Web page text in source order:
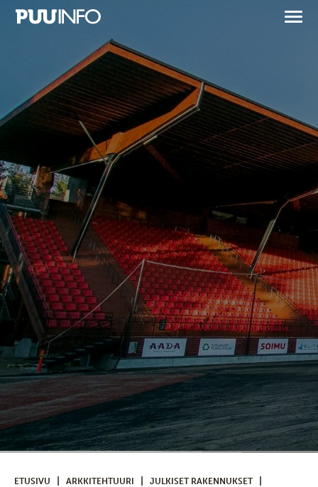
ETUSIVU ARKKITEHTUURI JULKISET RAKENNUKSET